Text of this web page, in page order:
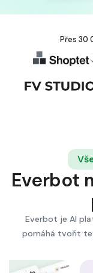
Přes 30
Everbot
Everbot je AI
pomáhá tvořit